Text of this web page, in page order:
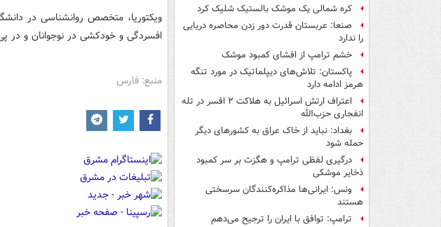
کره شمالی یک موشک بالستیک شلیک کرد
صنعا: عربستان قدرت دور زدن محاصره دریایی
را ندارد
خشم ترامپ از افشای کمبود موشک
پاکستان: تلاش‌های دیپلماتیک در مورد تنگه
هرمز ادامه دارد
اعتراف ارتش اسرائیل به هلاکت ۲ افسر در تله
انفجاری حزب‌الله
بغداد: نباید از خاک عراق به کشورهای دیگر
حمله شود
درگیری لفظی ترامپ و هگزث بر سر کمبود
ذخایر موشکی
ونس: ایرانی‌ها مذاکره‌کنندگان سرسختی
هستند
ترامپ: توافق با ایران را ترجیح می‌دهم
ویکتوریا، متخصص روانشناسی در
افسردگی و خودکشی در نوجوانان و در
منبع: فارس